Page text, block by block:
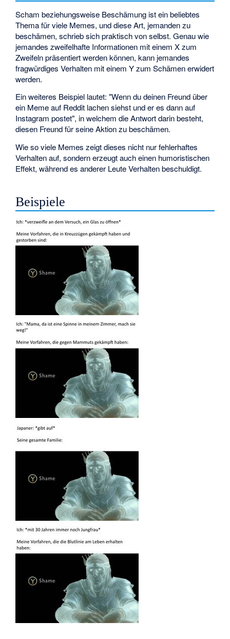
Scham beziehungsweise Beschämung ist ein beliebtes
Thema für viele Memes, und diese Art, jemanden zu
beschämen, schrieb sich praktisch von selbst. Genau wie
jemandes zweifelhafte Informationen mit einem X zum
Zweifeln präsentiert werden können, kann jemandes
fragwürdiges Verhalten mit einem Y zum Schämen erwidert
werden.
Ein weiteres Beispiel lautet: "Wenn du deinen Freund über
ein Meme auf Reddit lachen siehst und er es dann auf
Instagram postet", in welchem die Antwort darin besteht,
diesen Freund für seine Aktion zu beschämen.
Wie so viele Memes zeigt dieses nicht nur fehlerhaftes
Verhalten auf, sondern erzeugt auch einen humoristischen
Effekt, während es anderer Leute Verhalten beschuldigt.
Beispiele